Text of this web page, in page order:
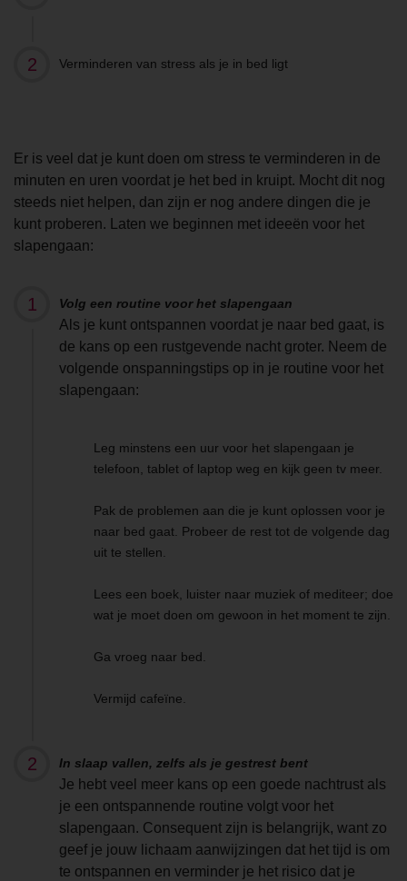
Verminderen van stress als je in bed ligt
Er is veel dat je kunt doen om stress te verminderen in de
minuten en uren voordat je het bed in kruipt. Mocht dit nog
steeds niet helpen, dan zijn er nog andere dingen die je
kunt proberen. Laten we beginnen met ideeën voor het
slapengaan:
Volg een routine voor het slapengaan
Als je kunt ontspannen voordat je naar bed gaat, is
de kans op een rustgevende nacht groter. Neem de
volgende onspanningstips op in je routine voor het
slapengaan:
Leg minstens een uur voor het slapengaan je
telefoon, tablet of laptop weg en kijk geen tv meer.
Pak de problemen aan die je kunt oplossen voor je
naar bed gaat. Probeer de rest tot de volgende dag
uit te stellen.
Lees een boek, luister naar muziek of mediteer; doe
wat je moet doen om gewoon in het moment te zijn.
Ga vroeg naar bed.
Vermijd cafeïne.
In slaap vallen, zelfs als je gestrest bent
Je hebt veel meer kans op een goede nachtrust als
je een ontspannende routine volgt voor het
slapengaan. Consequent zijn is belangrijk, want zo
geef je jouw lichaam aanwijzingen dat het tijd is om
te ontspannen en verminder je het risico dat je